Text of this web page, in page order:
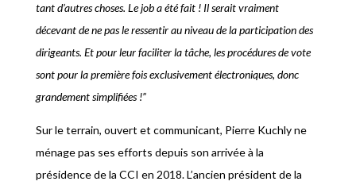
tant d’autres choses. Le job a été fait ! Il serait vraiment
décevant de ne pas le ressentir au niveau de la participation des
dirigeants. Et pour leur faciliter la tâche, les procédures de vote
sont pour la première fois exclusivement électroniques, donc
grandement simplifiées !”
Sur le terrain, ouvert et communicant, Pierre Kuchly ne
ménage pas ses efforts depuis son arrivée à la
présidence de la CCI en 2018. L’ancien président de la